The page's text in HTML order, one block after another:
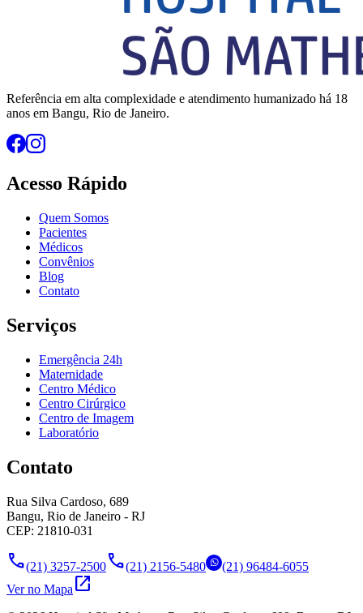
Referência em alta complexidade e atendimento humanizado há 18
anos em Bangu, Rio de Janeiro.
Acesso Rápido
Quem Somos
Pacientes
Médicos
Convênios
Blog
Contato
Serviços
Emergência 24h
Maternidade
Centro Médico
Centro Cirúrgico
Centro de Imagem
Laboratório
Contato
Rua Silva Cardoso, 689
Bangu, Rio de Janeiro - RJ
CEP: 21810-031
call(21) 3257-2500call(21) 2156-5480
(21) 96484-6055
Ver no Mapa open_in_new